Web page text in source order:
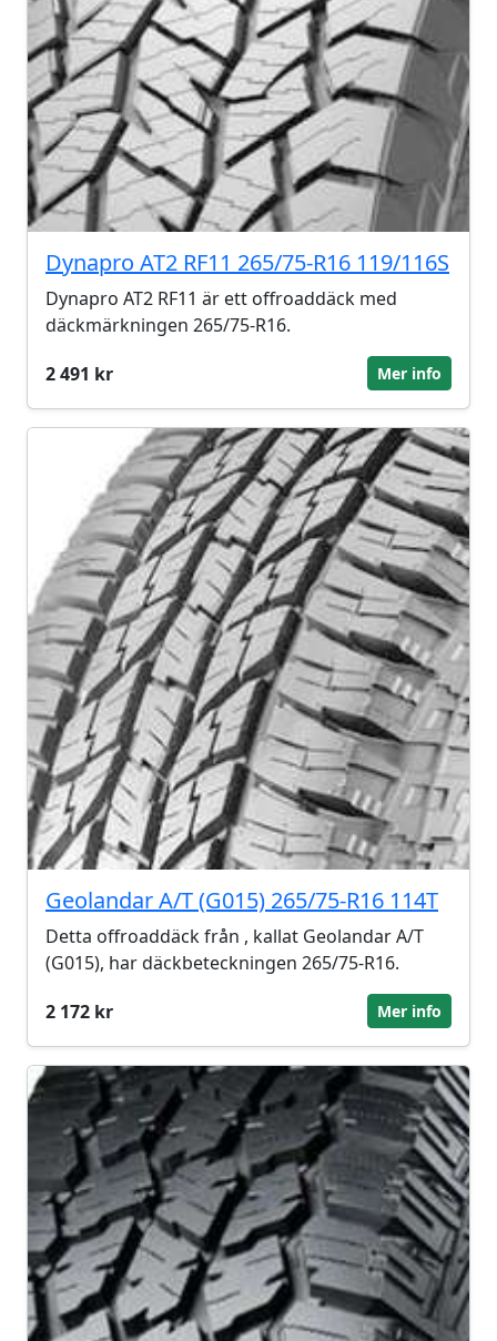
Dynapro AT2 RF11 265/75-R16 119/116S
Dynapro AT2 RF11 är ett offroaddäck med
däckmärkningen 265/75-R16.
2 491 kr
Mer info
Geolandar A/T (G015) 265/75-R16 114T
Detta offroaddäck från , kallat Geolandar A/T
(G015), har däckbeteckningen 265/75-R16.
2 172 kr
Mer info